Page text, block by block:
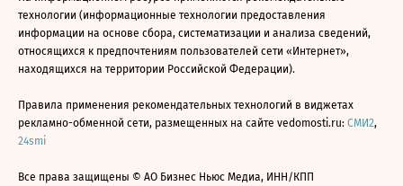
технологии (информационные технологии предоставления
информации на основе сбора, систематизации и анализа сведений,
относящихся к предпочтениям пользователей сети «Интернет»,
находящихся на территории Российской Федерации).
Правила применения рекомендательных технологий в виджетах
рекламно-обменной сети, размещенных на сайте vedomosti.ru: СМИ2,
24smi
Все права защищены © АО Бизнес Ньюс Медиа, ИНН/КПП